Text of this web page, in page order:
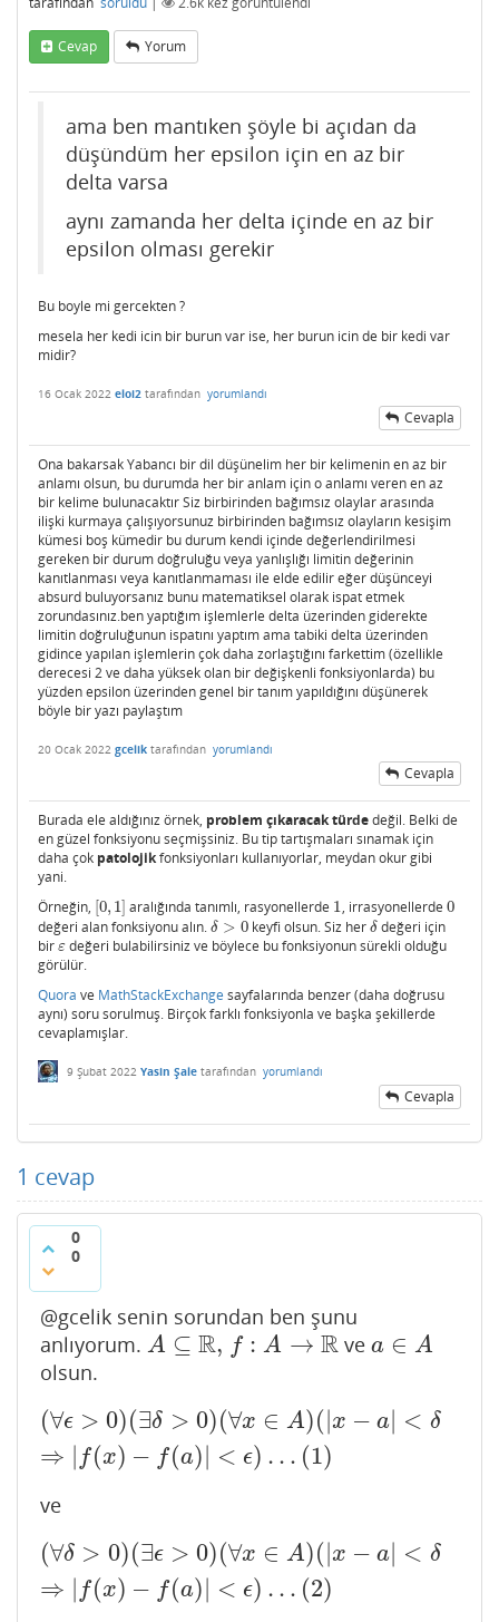
Cevap Yorum
ama ben mantıken şöyle bi açıdan da
düşündüm her epsilon için en az bir
delta varsa
aynı zamanda her delta içinde en az bir
epsilon olması gerekir
Bu boyle mi gercekten ?
mesela her kedi icin bir burun var ise, her burun icin de bir kedi var
midir?
16 Ocak 2022 eloi2 tarafından yorumlandı
Cevapla
Ona bakarsak Yabancı bir dil düşünelim her bir kelimenin en az bir
anlamı olsun, bu durumda her bir anlam için o anlamı veren en az
bir kelime bulunacaktır Siz birbirinden bağımsız olaylar arasında
ilişki kurmaya çalışıyorsunuz birbirinden bağımsız olayların kesişim
kümesi boş kümedir bu durum kendi içinde değerlendirilmesi
gereken bir durum doğruluğu veya yanlışlığı limitin değerinin
kanıtlanması veya kanıtlanmaması ile elde edilir eğer düşünceyi
absurd buluyorsanız bunu matematiksel olarak ispat etmek
zorundasınız.ben yaptığım işlemlerle delta üzerinden giderekte
limitin doğruluğunun ispatını yaptım ama tabiki delta üzerinden
gidince yapılan işlemlerin çok daha zorlaştığını farkettim (özellikle
derecesi 2 ve daha yüksek olan bir değişkenli fonksiyonlarda) bu
yüzden epsilon üzerinden genel bir tanım yapıldığını düşünerek
böyle bir yazı paylaştım
20 Ocak 2022 gcelik tarafından yorumlandı
Cevapla
Burada ele aldığınız örnek, problem çıkaracak türdedeğil. Belki de
en güzel fonksiyonu seçmişsiniz. Bu tip tartışmaları sınamak için
daha çok patolojikfonksiyonları kullanıyorlar, meydan okur gibi
yani.
Örneğin, [0, 1]
0, 1] aralığında tanımlı, rasyonellerde 1
1, irrasyonellerde 0
0
değeri alan fonksiyonu alın. δ > 0
δ >0 keyfi olsun. Siz her δ
δdeğeri için
bir ε
ε değeri bulabilirsiniz ve böylece bu fonksiyonun sürekli olduğu
görülür.
Quora ve MathStackExchange sayfalarında benzer (daha doğrusu
aynı) soru sorulmuş. Birçok farklı fonksiyonla ve başka şekillerde
cevaplamışlar.
9 Şubat 2022 Yasin Şale tarafından yorumlandı
Cevapla
1 cevap
0
0
@gcelik senin sorundan ben şunu
anlıyorum. A ⊆ R,
A⊆R, f : A → R
f:A→R ve a ∈ A
a∈A
olsun.
(∀ϵ > 0)(∃δ > 0)(∀x ∈ A)(|x − a| < δ
⇒ | f(x) − f(a)| < ϵ) … (1)
(∀ϵ> 0)( ∃δ>0)(∀ x∈A)(|x− a| <δ⇒| f(x )−f (a |<ϵ )…
ve
(∀δ > 0)(∃ϵ > 0)(∀x ∈ A)(|x − a| < δ
⇒ | f(x) − f(a)| < ϵ) … (2)
(∀δ> 0)( ∃ϵ>0)(∀ x∈A)(|x− a| <δ⇒| f(x )−f (a |<ϵ )…